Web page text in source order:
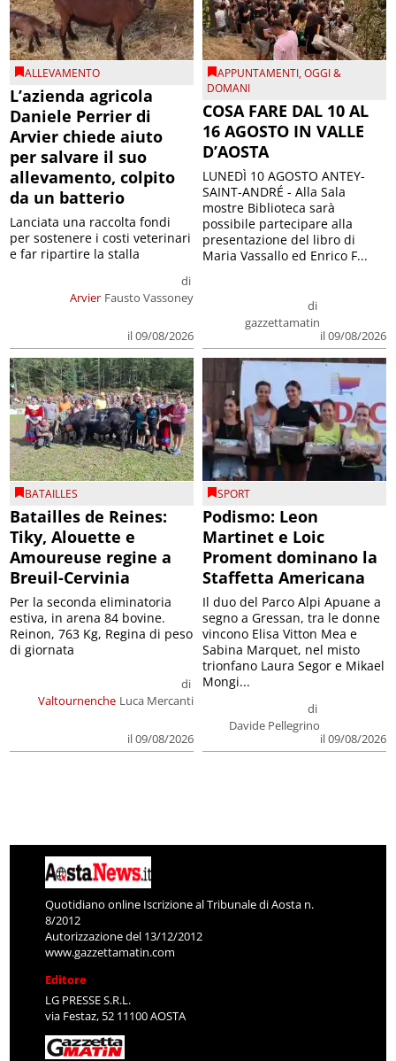
ALLEVAMENTO
L’azienda agricola
Daniele Perrier di
Arvier chiede aiuto
per salvare il suo
allevamento, colpito
da un batterio
Arvier
di
Fausto Vassoney
il 09/08/2026
Lanciata una raccolta fondi
per sostenere i costi veterinari
e far ripartire la stalla
APPUNTAMENTI,OGGI &
DOMANI
COSA FARE DAL 10 AL
16 AGOSTO IN VALLE
D’AOSTA
di
gazzettamatin
il 09/08/2026
LUNEDÌ 10 AGOSTO ANTEY-
SAINT-ANDRÉ - Alla Sala
mostre Biblioteca sarà
possibile partecipare alla
presentazione del libro di
Maria Vassallo ed Enrico F...
BATAILLES
Batailles de Reines:
Tiky, Alouette e
Amoureuse regine a
Breuil-Cervinia
Valtournenche
di
Luca Mercanti
il 09/08/2026
Per la seconda eliminatoria
estiva, in arena 84 bovine.
Reinon, 763 Kg, Regina di peso
di giornata
SPORT
Podismo: Leon
Martinet e Loic
Proment dominano la
Staffetta Americana
di
Davide Pellegrino
il 09/08/2026
Il duo del Parco Alpi Apuane a
segno a Gressan, tra le donne
vincono Elisa Vitton Mea e
Sabina Marquet, nel misto
trionfano Laura Segor e Mikael
Mongi...
Quotidiano online Iscrizione al Tribunale di Aosta n.
8/2012
Autorizzazione del 13/12/2012
www.gazzettamatin.com
Editore
LG PRESSE S.R.L.
via Festaz, 52 11100 AOSTA